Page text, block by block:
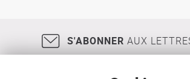
S'ABONNER AUX